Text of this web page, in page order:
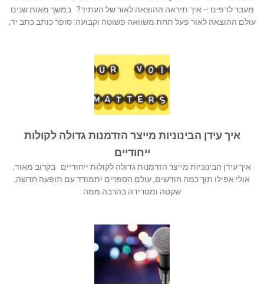
מעבר לדפים – איך תיראה ההוצאה לאור של העתיד? במשך מאות שנים
עולם ההוצאה לאור פעל תחת משוואה פשוטה וקבועה: סופר כותב כתב יד,
איך עידן הבינוניות מייצר הזדמנות גדולה לקולות
ייחודיים
איך עידן הבינוניות מייצר הזדמנות גדולה לקולות ייחודיים בקרוב מאוד,
אולי אפילו תוך כמה חודשים, עולם הספרים יתמודד עם תופעה חדשה,
שקטה ומטרידה בהרבה ממה